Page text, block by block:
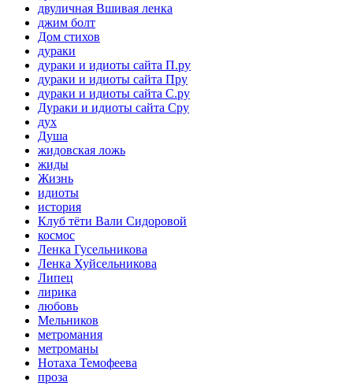
двуличная Вшивая ленка
джим болт
Дом стихов
дураки
дураки и идиоты сайта П.ру
дураки и идиоты сайта Пру
дураки и идиоты сайта С.ру
Дураки и идиоты сайта Сру
дух
Душа
жидовская ложь
жиды
Жизнь
идиоты
история
Клуб тёти Вали Сидоровой
космос
Ленка Гусельникова
Ленка Хуйсельникова
Липец
лирика
любовь
Мельников
метромания
метроманы
Нотаха Темофеева
проза